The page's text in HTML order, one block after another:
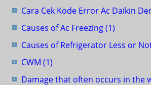
Cara Cek Kode Error Ac Daikin
Causes of Ac Freezing(1)
Causes of Refrigerator Less or
CWM (1)
Damage that often occurs in the